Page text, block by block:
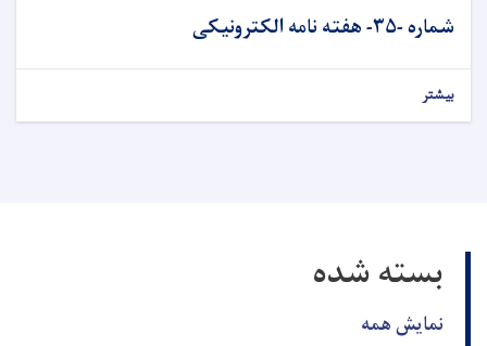
شماره -۳۵- هفته نامه الکترونیکی
بیشتر
بسته شده
نمایش همه